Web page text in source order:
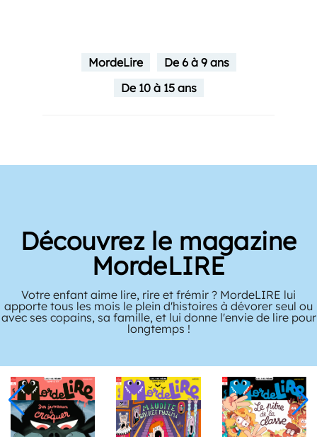
MordeLire
De 6 à 9 ans
De 10 à 15 ans
Découvrez le magazine
MordeLIRE
Votre enfant aime lire, rire et frémir ? MordeLIRE lui
apporte tous les mois le plein d'histoires à dévorer seul ou
avec ses copains, sa famille, et lui donne l'envie de lire pour
longtemps !